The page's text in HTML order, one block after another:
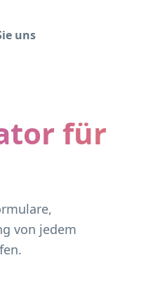
uns
für
von jedem